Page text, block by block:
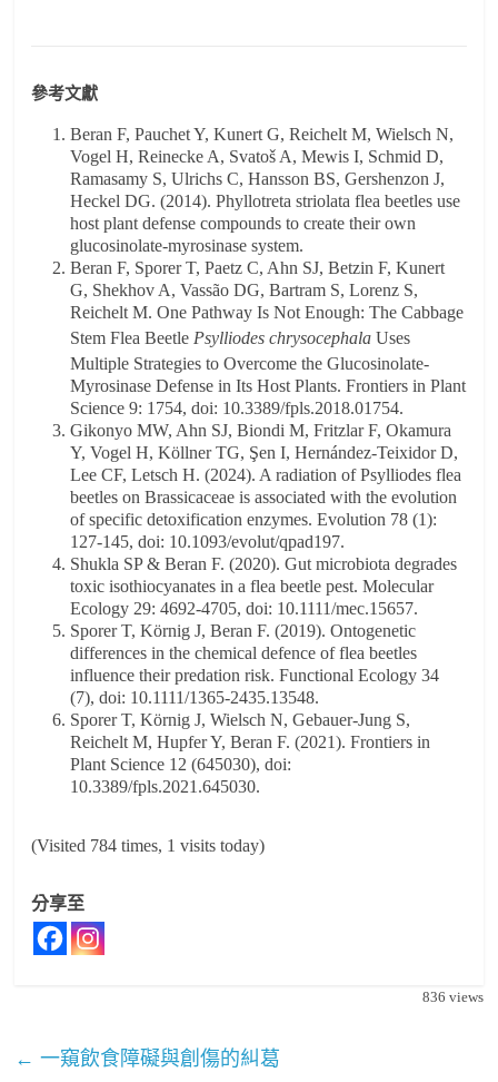
參考文獻
Beran F, Pauchet Y, Kunert G, Reichelt M, Wielsch N,
Vogel H, Reinecke A, Svatoš A, Mewis I, Schmid D,
Ramasamy S, Ulrichs C, Hansson BS, Gershenzon J,
Heckel DG. (2014). Phyllotreta striolata flea beetles use
host plant defense compounds to create their own
glucosinolate-myrosinase system.
Beran F, Sporer T, Paetz C, Ahn SJ, Betzin F, Kunert
G, Shekhov A, Vassão DG, Bartram S, Lorenz S,
Reichelt M. One Pathway Is Not Enough: The Cabbage
Stem Flea Beetle Psylliodes chrysocephala Uses
Multiple Strategies to Overcome the Glucosinolate-
Myrosinase Defense in Its Host Plants. Frontiers in Plant
Science 9: 1754, doi: 10.3389/fpls.2018.01754.
Gikonyo MW, Ahn SJ, Biondi M, Fritzlar F, Okamura
Y, Vogel H, Köllner TG, Şen I, Hernández-Teixidor D,
Lee CF, Letsch H. (2024). A radiation of Psylliodes flea
beetles on Brassicaceae is associated with the evolution
of specific detoxification enzymes. Evolution 78 (1):
127-145, doi: 10.1093/evolut/qpad197.
Shukla SP & Beran F. (2020). Gut microbiota degrades
toxic isothiocyanates in a flea beetle pest. Molecular
Ecology 29: 4692-4705, doi: 10.1111/mec.15657.
Sporer T, Körnig J, Beran F. (2019). Ontogenetic
differences in the chemical defence of flea beetles
influence their predation risk. Functional Ecology 34
(7), doi: 10.1111/1365-2435.13548.
Sporer T, Körnig J, Wielsch N, Gebauer-Jung S,
Reichelt M, Hupfer Y, Beran F. (2021). Frontiers in
Plant Science 12 (645030), doi:
10.3389/fpls.2021.645030.
(Visited 784 times, 1 visits today)
分享至
836 views
← 一窺飲食障礙與創傷的糾葛